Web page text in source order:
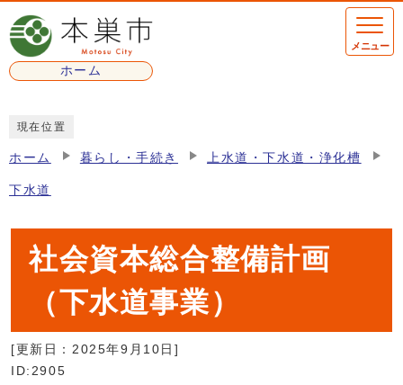
ページの先頭です
ホーム
メニュー
現在位置
ホーム 暮らし・手続き 上水道・下水道・浄化槽
下水道
社会資本総合整備計画
（下水道事業）
[更新日： 2025年9月10日 ]
ID:2905